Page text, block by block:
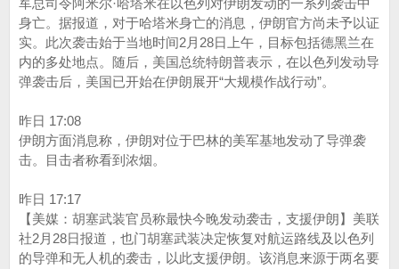
军总司令阿米尔·哈塔米在以色列对伊朗发动的一系列袭击中
身亡。据报道，对于哈塔米身亡的消息，伊朗官方尚未予以证
实。此次袭击始于当地时间2月28日上午，目标包括德黑兰在
内的多处地点。随后，美国总统特朗普表示，在以色列发动导
弹袭击后，美国已开始在伊朗展开“大规模作战行动”。
昨日 17:08
伊朗方面消息称，伊朗对位于巴林的美军基地发动了导弹袭
击。目击者称看到浓烟。
昨日 17:17
【美媒：胡塞武装官员称最快今晚发动袭击，支援伊朗】美联
社2月28日报道，也门胡塞武装决定恢复对航运路线及以色列
的导弹和无人机的袭击，以此支援伊朗。该消息来源于两名要